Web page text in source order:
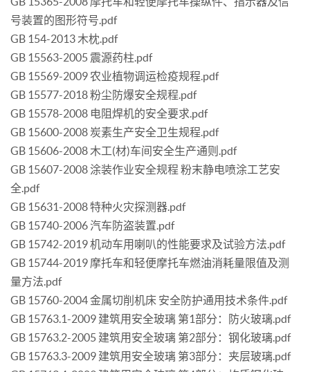
号装置的图形符号.pdf
GB 154-2013 木枕.pdf
GB 15563-2005 震源药柱.pdf
GB 15569-2009 农业植物调运检疫规程.pdf
GB 15577-2018 粉尘防爆安全规程.pdf
GB 15578-2008 电阻焊机的安全要求.pdf
GB 15600-2008 炭素生产安全卫生规程.pdf
GB 15606-2008 木工(材)车间安全生产通则.pdf
GB 15607-2008 涂装作业安全规程 粉末静电喷涂工艺安
全.pdf
GB 15631-2008 特种火灾探测器.pdf
GB 15740-2006 汽车防盗装置.pdf
GB 15742-2019 机动车用喇叭的性能要求及试验方法.pdf
GB 15744-2019 摩托车和轻便摩托车燃油消耗量限值及测
量方法.pdf
GB 15760-2004 金属切削机床 安全防护通用技术条件.pdf
GB 15763.1-2009 建筑用安全玻璃 第1部分：防火玻璃.pdf
GB 15763.2-2005 建筑用安全玻璃 第2部分：钢化玻璃.pdf
GB 15763.3-2009 建筑用安全玻璃 第3部分：夹层玻璃.pdf